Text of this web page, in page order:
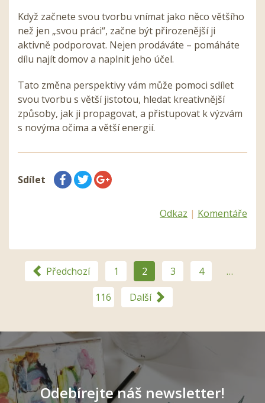
Když začnete svou tvorbu vnímat jako něco většího
než jen „svou práci“, začne být přirozenější ji
aktivně podporovat. Nejen prodáváte – pomáháte
dílu najít domov a naplnit jeho účel.
Tato změna perspektivy vám může pomoci sdílet
svou tvorbu s větší jistotou, hledat kreativnější
způsoby, jak ji propagovat, a přistupovat k výzvám
s novýma očima a větší energií.
Sdílet
Odkaz | Komentáře
Předchozí 1 2 3 4
…
116
Další
Odebírejte náš newsletter!